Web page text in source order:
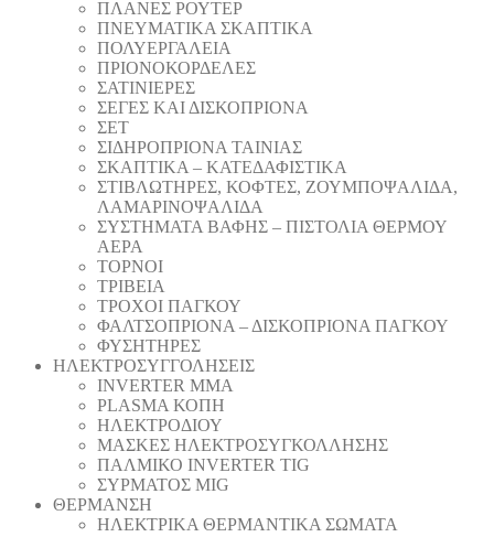
ΠΛΑΝΕΣ ΡΟΥΤΕΡ
ΠΝΕΥΜΑΤΙΚΑ ΣΚΑΠΤΙΚΑ
ΠΟΛΥΕΡΓΑΛΕΙΑ
ΠΡΙΟΝΟΚΟΡΔΕΛΕΣ
ΣΑΤΙΝΙΕΡΕΣ
ΣΕΓΕΣ ΚΑΙ ΔΙΣΚΟΠΡΙΟΝΑ
ΣΕΤ
ΣΙΔΗΡΟΠΡΙΟΝΑ ΤΑΙΝΙΑΣ
ΣΚΑΠΤΙΚΑ – ΚΑΤΕΔΑΦΙΣΤΙΚΑ
ΣΤΙΒΛΩΤΗΡΕΣ, ΚΟΦΤΕΣ, ΖΟΥΜΠΟΨΑΛΙΔΑ,
ΛΑΜΑΡΙΝΟΨΑΛΙΔΑ
ΣΥΣΤΗΜΑΤΑ ΒΑΦΗΣ – ΠΙΣΤΟΛΙΑ ΘΕΡΜΟΥ
ΑΕΡΑ
ΤΟΡΝΟΙ
ΤΡΙΒΕΙΑ
ΤΡΟΧΟΙ ΠΑΓΚΟΥ
ΦΑΛΤΣΟΠΡΙΟΝΑ – ΔΙΣΚΟΠΡΙΟΝΑ ΠΑΓΚΟΥ
ΦΥΣΗΤΗΡΕΣ
ΗΛΕΚΤΡΟΣΥΓΓΟΛΗΣΕΙΣ
INVERTER MMA
PLASMA ΚΟΠΗ
ΗΛΕΚΤΡΟΔΙΟΥ
ΜΑΣΚΕΣ ΗΛΕΚΤΡΟΣΥΓΚΟΛΛΗΣΗΣ
ΠΑΛΜΙΚΟ INVERTER TIG
ΣΥΡΜΑΤΟΣ MIG
ΘΕΡΜΑΝΣΗ
ΗΛΕΚΤΡΙΚΑ ΘΕΡΜΑΝΤΙΚΑ ΣΩΜΑΤΑ